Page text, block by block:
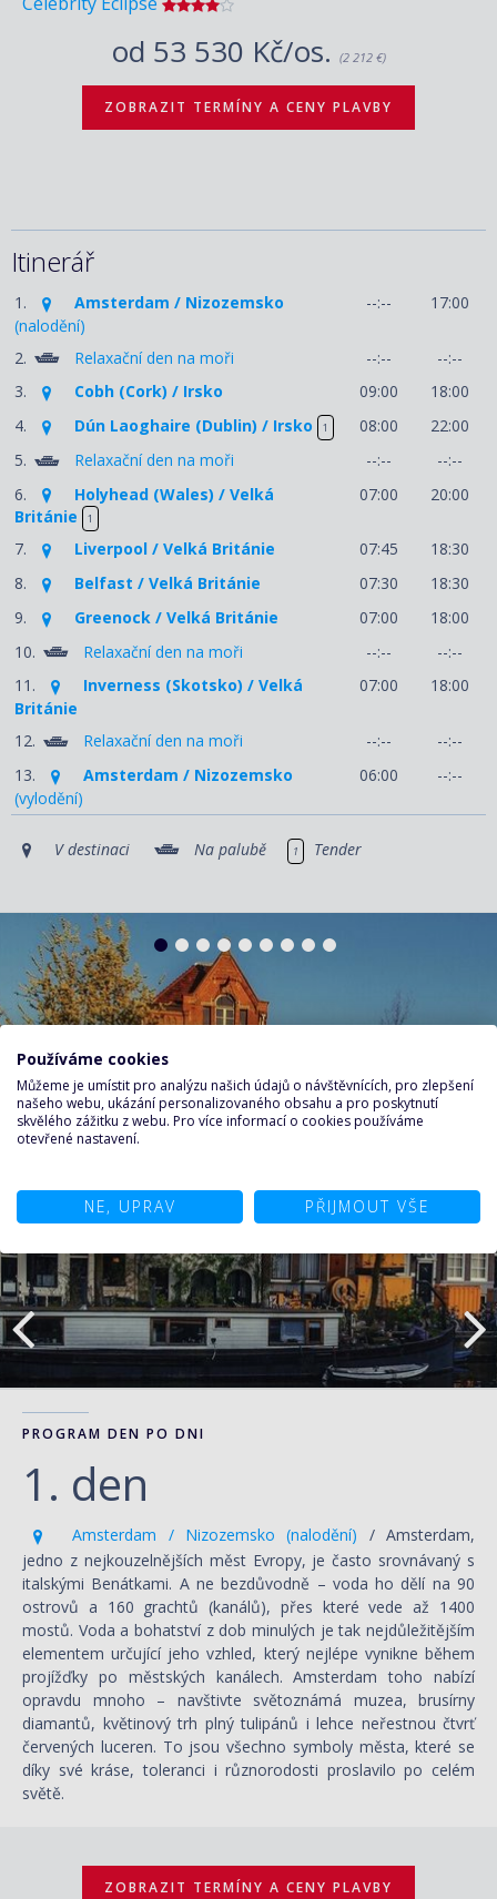
od 53 530 Kč/os. (2 212 €)
ZOBRAZIT TERMÍNY A CENY PLAVBY
Itinerář
1.
Amsterdam / Nizozemsko
(nalodění)
--:-- 17:00
2. Relaxační den na moři --:--
--:--
3.
Cobh (Cork) / Irsko 09:00
18:00
4.
Dún Laoghaire (Dublin) / Irsko 1 08:00
22:00
5.
Relaxační den na moři --:--
--:--
6.
Holyhead (Wales) / Velká
Británie
1
07:00 20:00
7. Liverpool / Velká Británie 07:45
18:30
8.
Belfast / Velká Británie 07:30
18:30
9.
Greenock / Velká Británie 07:00
18:00
10.
Relaxační den na moři --:--
--:--
11.
Inverness (Skotsko) / Velká
Británie
07:00 18:00
12. Relaxační den na moři --:--
--:--
13.
Amsterdam / Nizozemsko
(vylodění)
06:00 --:--
V destinaci Na palubě 1 Tender
PROGRAM DEN PO DNI
1. den
Amsterdam / Nizozemsko (nalodění) / Amsterdam,
jedno z nejkouzelnějších měst Evropy, je často srovnávaný s
italskými Benátkami. A ne bezdůvodně – voda ho dělí na 90
ostrovů a 160 grachtů (kanálů), přes které vede až 1400
mostů. Voda a bohatství z dob minulých je tak nejdůležitějším
elementem určující jeho vzhled, který nejlépe vynikne během
projížďky po městských kanálech. Amsterdam toho nabízí
opravdu mnoho – navštivte světoznámá muzea, brusírny
diamantů, květinový trh plný tulipánů i lehce neřestnou čtvrť
červených luceren. To jsou všechno symboly města, které se
díky své kráse, toleranci i různorodosti proslavilo po celém
světě.
ZOBRAZIT TERMÍNY A CENY PLAVBY
Používáme cookies
Můžeme je umístit pro analýzu našich údajů o návštěvnících, pro zlepšení
našeho webu, ukázání personalizovaného obsahu a pro poskytnutí
skvělého zážitku z webu. Pro více informací o cookies používáme
otevřené nastavení.
NE, UPRAV PŘIJMOUT VŠE